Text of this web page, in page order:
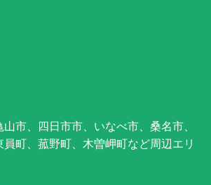
市、四日市市、いなべ市、桑名市、
町、菰野町、木曽岬町など周辺エリ